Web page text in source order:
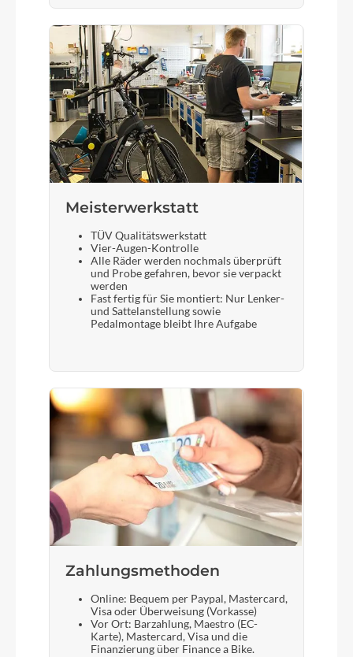
Meisterwerkstatt
TÜV Qualitätswerkstatt
Vier-Augen-Kontrolle
Alle Räder werden nochmals überprüft
und Probe gefahren, bevor sie verpackt
werden
Fast fertig für Sie montiert: Nur Lenker-
und Sattelanstellung sowie
Pedalmontage bleibt Ihre Aufgabe
Zahlungsmethoden
Online: Bequem per Paypal, Mastercard,
Visa oder Überweisung (Vorkasse)
Vor Ort: Barzahlung, Maestro (EC-
Karte), Mastercard, Visa und die
Finanzierung über Finance a Bike.